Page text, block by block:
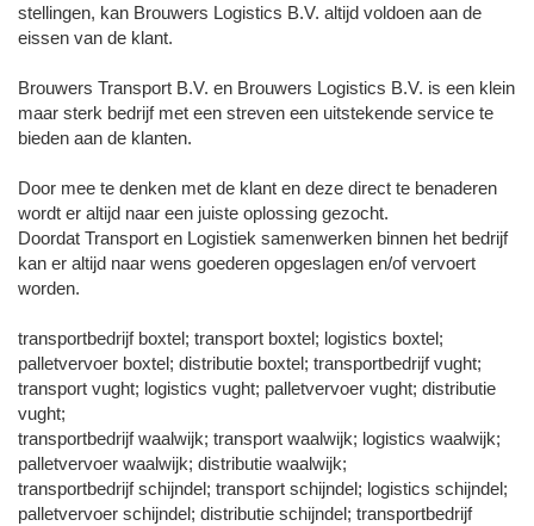
stellingen, kan Brouwers Logistics B.V. altijd voldoen aan de
eissen van de klant.
Brouwers Transport B.V. en Brouwers Logistics B.V. is een klein
maar sterk bedrijf met een streven een uitstekende service te
bieden aan de klanten.
Door mee te denken met de klant en deze direct te benaderen
wordt er altijd naar een juiste oplossing gezocht.
Doordat Transport en Logistiek samenwerken binnen het bedrijf
kan er altijd naar wens goederen opgeslagen en/of vervoert
worden.
transportbedrijf boxtel; transport boxtel; logistics boxtel;
palletvervoer boxtel; distributie boxtel; transportbedrijf vught;
transport vught; logistics vught; palletvervoer vught; distributie
vught;
transportbedrijf waalwijk; transport waalwijk; logistics waalwijk;
palletvervoer waalwijk; distributie waalwijk;
transportbedrijf schijndel; transport schijndel; logistics schijndel;
palletvervoer schijndel; distributie schijndel; transportbedrijf